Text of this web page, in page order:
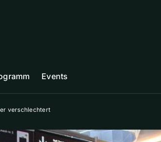
Events
verschlechtert